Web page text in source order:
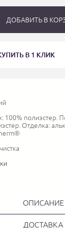
ДОБАВИТЬ В
В 1 КЛИК
100% полиэстер.
Отделка:
ОПИСАНИЕ
ДОСТАВКА